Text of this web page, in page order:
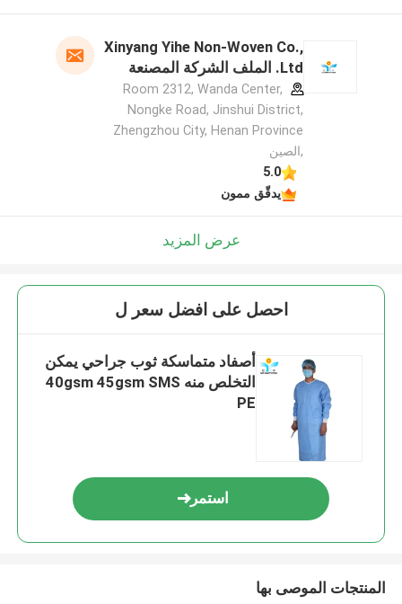
Xinyang Yihe Non-Woven Co.,
Ltd. الملف الشركة المصنعة
Room 2312, Wanda Center,
Nongke Road, Jinshui District,
Zhengzhou City, Henan Province
,الصين
5.0
يدقّق ممون
عرض المزيد
احصل على افضل سعر ل
أصفاد متماسكة ثوب جراحي يمكن
التخلص منه 40gsm 45gsm SMS
PE
استمر
المنتجات الموصى بها